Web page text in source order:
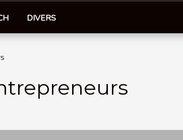
DIVERS